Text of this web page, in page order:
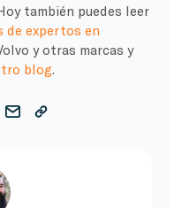
también puedes leer
de expertos en
y otras marcas y
blog